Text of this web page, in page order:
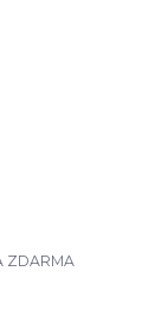
ZDARMA